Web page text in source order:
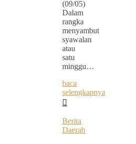
(09/05)
Dalam
rangka
menyambut
syawalan
atau
satu
minggu…
baca
selengkapnya
Berita
Daerah